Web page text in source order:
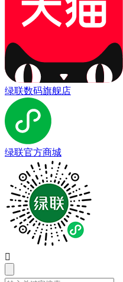
绿联数码旗舰店
绿联官方商城
